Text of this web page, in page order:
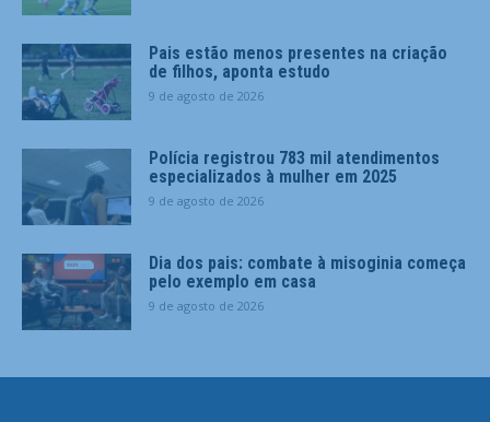
Pais estão menos presentes na criação
de filhos, aponta estudo
9 de agosto de 2026
Polícia registrou 783 mil atendimentos
especializados à mulher em 2025
9 de agosto de 2026
Dia dos pais: combate à misoginia começa
pelo exemplo em casa
9 de agosto de 2026